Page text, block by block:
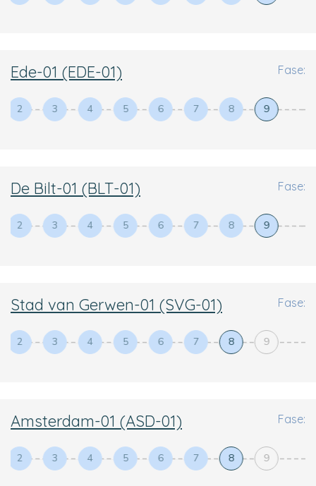
Ede-01 (EDE-01) Fase:
2 3 4 5 6 7 8 9
De Bilt-01 (BLT-01) Fase:
2 3 4 5 6 7 8 9
Stad van Gerwen-01 (SVG-01) Fase:
2 3 4 5 6 7 8 9
Amsterdam-01 (ASD-01) Fase:
2 3 4 5 6 7 8 9